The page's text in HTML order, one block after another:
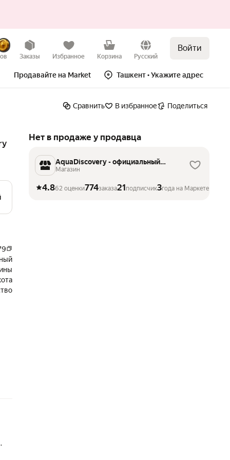
Заказы Избранное Корзина Русский
Войти
Продавайте на Market Ташкент• Укажите адрес
Сравнить В избранное Поделиться
Нет в продаже у продавца
Нет в продаже
AquaDiscovery - официальный
магазин
Магазин
4.862 оценки774заказа21подписчик3года на Маркете